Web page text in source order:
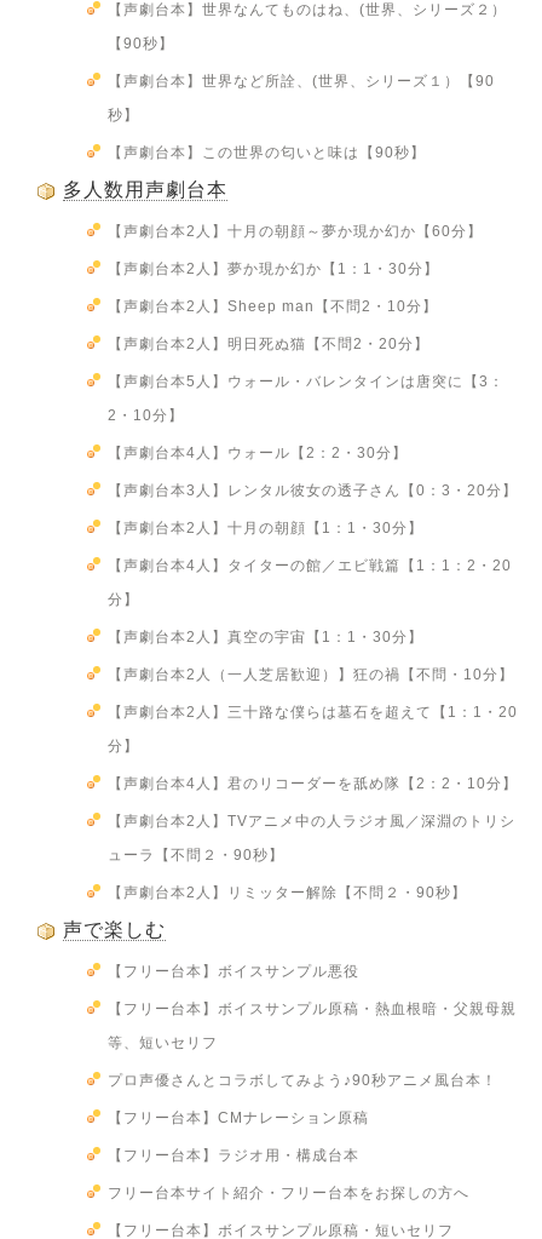
【声劇台本】世界なんてものはね、(世界、シリーズ２）
【90秒】
【声劇台本】世界など所詮、(世界、シリーズ１）【90
秒】
【声劇台本】この世界の匂いと味は【90秒】
多人数用声劇台本
【声劇台本2人】十月の朝顔～夢か現か幻か【60分】
【声劇台本2人】夢か現か幻か【1：1・30分】
【声劇台本2人】Sheep man【不問2・10分】
【声劇台本2人】明日死ぬ猫【不問2・20分】
【声劇台本5人】ウォール・バレンタインは唐突に【3：
2・10分】
【声劇台本4人】ウォール【2：2・30分】
【声劇台本3人】レンタル彼女の透子さん【0：3・20分】
【声劇台本2人】十月の朝顔【1：1・30分】
【声劇台本4人】タイターの館／エビ戦篇【1：1：2・20
分】
【声劇台本2人】真空の宇宙【1：1・30分】
【声劇台本2人（一人芝居歓迎）】狂の禍【不問・10分】
【声劇台本2人】三十路な僕らは墓石を超えて【1：1・20
分】
【声劇台本4人】君のリコーダーを舐め隊【2：2・10分】
【声劇台本2人】TVアニメ中の人ラジオ風／深淵のトリシ
ューラ【不問２・90秒】
【声劇台本2人】リミッター解除【不問２・90秒】
声で楽しむ
【フリー台本】ボイスサンプル悪役
【フリー台本】ボイスサンプル原稿・熱血根暗・父親母親
等、短いセリフ
プロ声優さんとコラボしてみよう♪90秒アニメ風台本！
【フリー台本】CMナレーション原稿
【フリー台本】ラジオ用・構成台本
フリー台本サイト紹介・フリー台本をお探しの方へ
【フリー台本】ボイスサンプル原稿・短いセリフ